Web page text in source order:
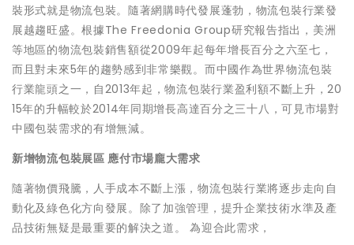
裝形式就是物流包裝。隨著網購時代發展蓬勃，物流包裝行業發
展越趨旺盛。根據The Freedonia Group研究報告指出，美洲
等地區的物流包裝銷售額從2009年起每年增長百分之六至七，
而且對未來5年的趨勢感到非常樂觀。而中國作為世界物流包裝
行業龍頭之一，自2013年起，物流包裝行業盈利額不斷上升，20
15年的升幅較於2014年同期增長高達百分之三十八，可見市場對
中國包裝需求的有增無減。
新增物流包裝展區 應付市場龐大需求
隨著物價飛騰，人手成本不斷上漲，物流包裝行業將逐步走向自
動化及綠色化方向發展。除了加強管理，提升企業技術水準及產
品技術無疑是最重要的解決之道。 為迎合此需求，